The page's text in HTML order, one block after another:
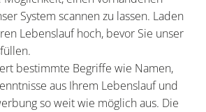
System scannen zu lassen. Laden
Lebenslauf hoch, bevor Sie unser
bestimmte Begriffe wie Namen,
aus Ihrem Lebenslauf und
so weit wie möglich aus. Die